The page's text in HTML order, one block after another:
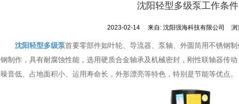
沈阳轻型多级泵工作条件
2023-02-14 来自: 沈阳强海科技有限公司 浏
沈阳轻型多级泵首要零部件如叶轮、导流器、泵轴、外圆筒用不锈钢
钢制作，具有耐腐蚀性能，选用硬质合金轴承及机械密封，刚性联轴器传
噪音低、占地面积小、运用寿命长，外形漂亮等特色，特别是节能等优点。